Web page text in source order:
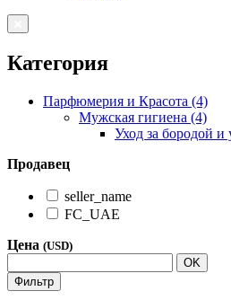
Категория
Парфюмерия и Красота (4)
Мужская гигиена (4)
Уход за бородой и
Продавец
seller_name
FC_UAE
Цена (USD)
OK
Фильтр